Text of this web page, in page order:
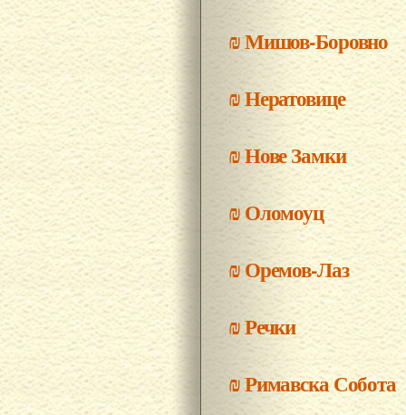
₪Мишов-Боровно
₪Нератовице
₪Нове Замки
₪Оломоуц
₪Оремов-Лаз
₪Речки
₪Римавска Собота